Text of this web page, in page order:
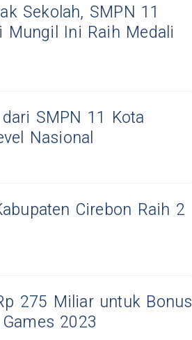
Sekolah, SMPN 11
Mungil Ini Raih Medali
SMPN 11 Kota
Nasional
Cirebon Raih 2
275 Miliar untuk Bonus
2023